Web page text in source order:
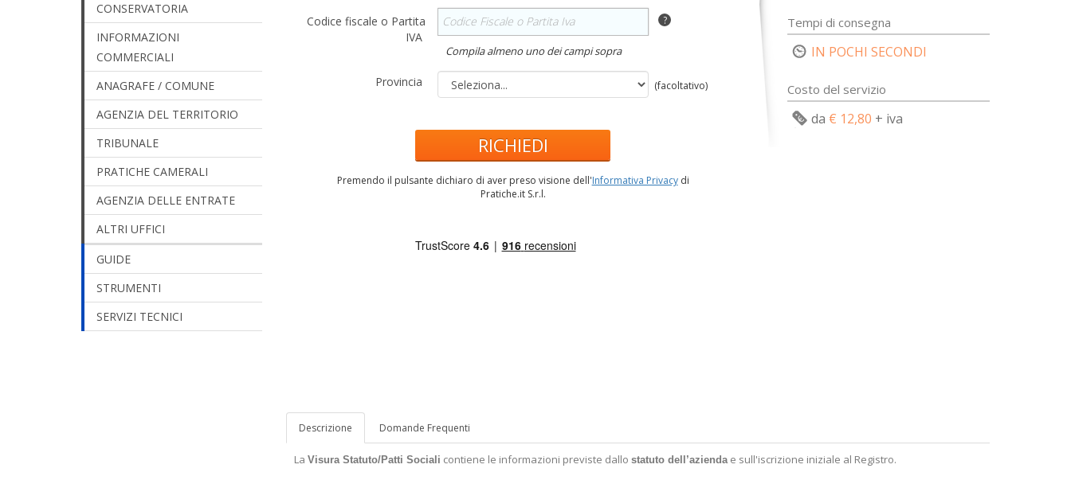
CONSERVATORIA
INFORMAZIONI
COMMERCIALI
ANAGRAFE / COMUNE
AGENZIA DEL TERRITORIO
TRIBUNALE
PRATICHE CAMERALI
AGENZIA DELLE ENTRATE
ALTRI UFFICI
GUIDE
STRUMENTI
SERVIZI TECNICI
Codice fiscale o Partita
IVA
?
Compila almeno uno dei campi sopra
Provincia (facoltativo)
RICHIEDI
Premendo il pulsante dichiaro di aver preso visione dell'Informativa Privacydi
Pratiche.it S.r.l.
Tempi di consegna
IN POCHI SECONDI
Costo del servizio
da € 12,80 + iva
Descrizione Domande Frequenti
LaVisura Statuto/Patti Sociali contiene le informazioni previste dallostatuto dell’aziendae sull'iscrizione iniziale al Registro.